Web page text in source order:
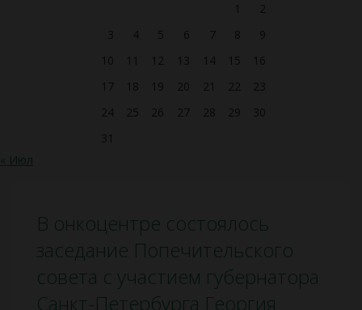
1
2
3
4 5 6 7 8
9
10
11 12 13 14 15
16
17
18 19 20 21 22
23
24
25 26 27 28 29
30
31
« Июл
В онкоцентре состоялось
заседание Попечительского
совета с участием губернатора
Санкт-Петербурга Георгия